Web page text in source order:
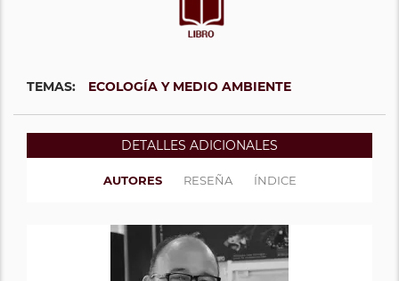
TEMAS: ECOLOGÍA Y MEDIO AMBIENTE
DETALLES ADICIONALES
AUTORES RESEÑA ÍNDICE